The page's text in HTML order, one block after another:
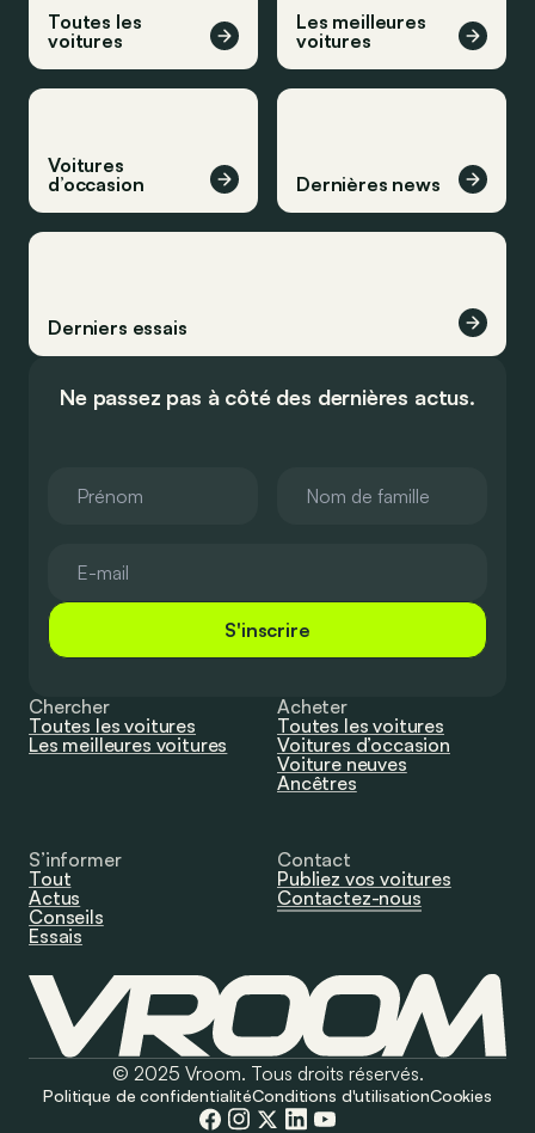
Toutes les
voitures
Les meilleures
voitures
Voitures
d’occasion
Dernières news
Derniers essais
Ne passez pas à côté des dernières actus.
S'inscrire
Chercher
Toutes les voitures
Les meilleures voitures
Acheter
Toutes les voitures
Voitures d’occasion
Voiture neuves
Ancêtres
S’informer
Tout
Actus
Conseils
Essais
Contact
Publiez vos voitures
Contactez-nous
© 2025 Vroom. Tous droits réservés.
Politique de confidentialitéConditions d'utilisationCookies